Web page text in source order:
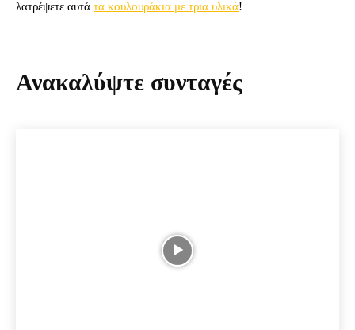
λατρέψετε αυτά τα κουλουράκια με τρια υλικά!
Ανακαλύψτε συνταγές